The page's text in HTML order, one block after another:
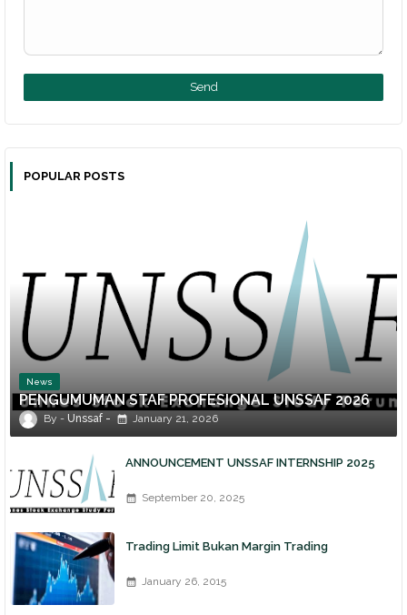
POPULAR POSTS
News
PENGUMUMAN STAF PROFESIONAL UNSSAF 2026
Unssaf January 21, 2026
ANNOUNCEMENT UNSSAF INTERNSHIP 2025
September 20, 2025
Trading Limit Bukan Margin Trading
January 26, 2015